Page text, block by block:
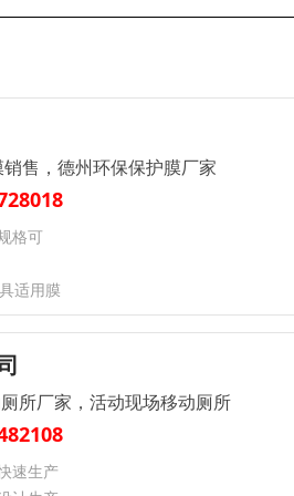
售，德州环保保护膜厂家
格可
适用膜
所厂家，活动现场移动厕所
速生产